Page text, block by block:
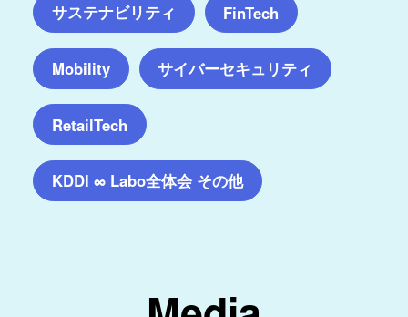
サステナビリティ FinTech
Mobility サイバーセキュリティ
RetailTech
KDDI ∞ Labo全体会 その他